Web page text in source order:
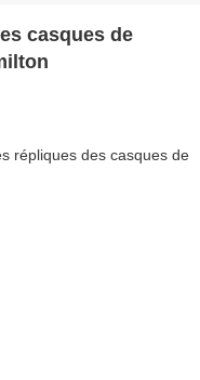
casques de